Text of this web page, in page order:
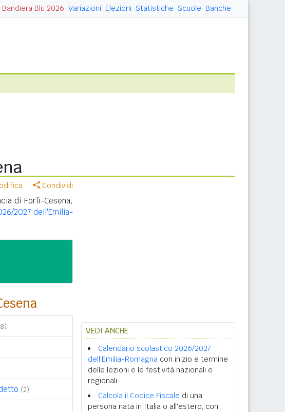
Bandiera Blu 2026 Variazioni Elezioni Statistiche Scuole Banche
Condividi
di Forlì-Cesena,
2027 dell'Emilia-
(2)
VEDI ANCHE
Calendario scolastico 2026/2027
dell'Emilia-Romagna con inizio e termine
delle lezioni e le festività nazionali e
regionali.
Calcola il Codice Fiscale di una
persona nata in Italia o all'estero, con